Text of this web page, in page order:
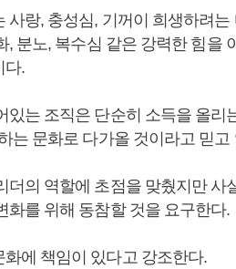
사랑, 충성심, 기꺼이 희생하려
, 분노, 복수심 같은 강력한 힘을
다.
있는 조직은 단순히 소득을 올리
는 문화로 다가올 것이라고 믿고
더의 역할에 초점을 맞췄지만 사
화를 위해 동참할 것을 요구한다.
에 책임이 있다고 강조한다.